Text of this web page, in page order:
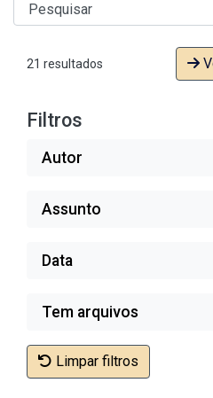
21 resultados
Filtros
Autor
Assunto
Data
Tem arquivos
Limpar filtros